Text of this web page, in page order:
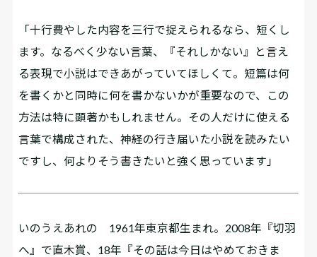
「十行費やした内容を三行で捉えられるなら、短くし
ます。なるべく少ない言葉、『それしかない』と言え
る表現で小説はできあがっていてほしくて。短篇は何
を書くかと同時に何を書かないかが重要なので、この
方法は特に顕著かもしれません。その人だけに使える
言葉で構成された、神経の行き届いた小説を読みたい
ですし、何よりそう書きたいと強く思っています」
いのうえあれの 1961年東京都生まれ。2008年『切羽
へ』で直木賞、18年『その話は今日はやめておきま